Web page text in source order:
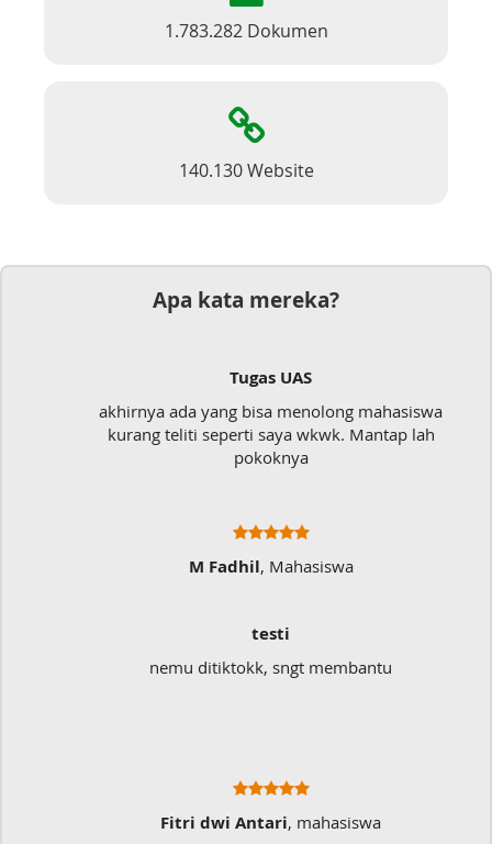
1.783.282 Dokumen
140.130 Website
Apa kata mereka?
Tugas UAS
akhirnya ada yang bisa menolong mahasiswa
kurang teliti seperti saya wkwk. Mantap lah
pokoknya
M Fadhil, Mahasiswa
testi
nemu ditiktokk, sngt membantu
Fitri dwi Antari, mahasiswa